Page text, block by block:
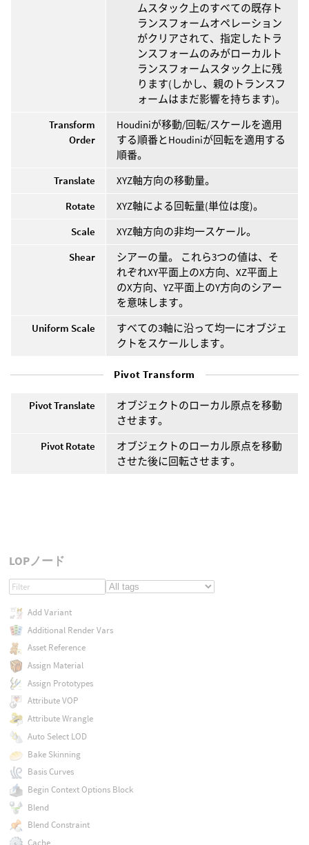
ムスタック上のすべての既存ト
ランスフォームオペレーション
がクリアされて、指定したトラ
ンスフォームのみがローカルト
ランスフォームスタック上に残
ります(しかし、親のトランスフ
ォームはまだ影響を持ちます)。
Transform
Order
Houdiniが移動/回転/スケールを適用
する順番とHoudiniが回転を適用する
順番。
Translate
XYZ軸方向の移動量。
Rotate
XYZ軸による回転量(単位は度)。
Scale
XYZ軸方向の非均一スケール。
Shear
シアーの量。 これら3つの値は、そ
れぞれXY平面上のX方向、XZ平面上
のX方向、YZ平面上のY方向のシアー
を意味します。
Uniform Scale
すべての3軸に沿って均一にオブジェ
クトをスケールします。
Pivot Transform
Pivot Translate
オブジェクトのローカル原点を移動
させます。
Pivot Rotate
オブジェクトのローカル原点を移動
させた後に回転させます。
LOPノード
Add Variant
Additional Render Vars
Asset Reference
Assign Material
Assign Prototypes
Attribute VOP
Attribute Wrangle
Auto Select LOD
Bake Skinning
Basis Curves
Begin Context Options Block
Blend
Blend Constraint
Cache